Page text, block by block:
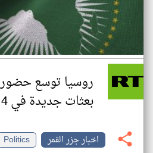
روسيا توسع
بعثات جديدة في 4 دول أفريقية
اخبار جزر القمر
Politics